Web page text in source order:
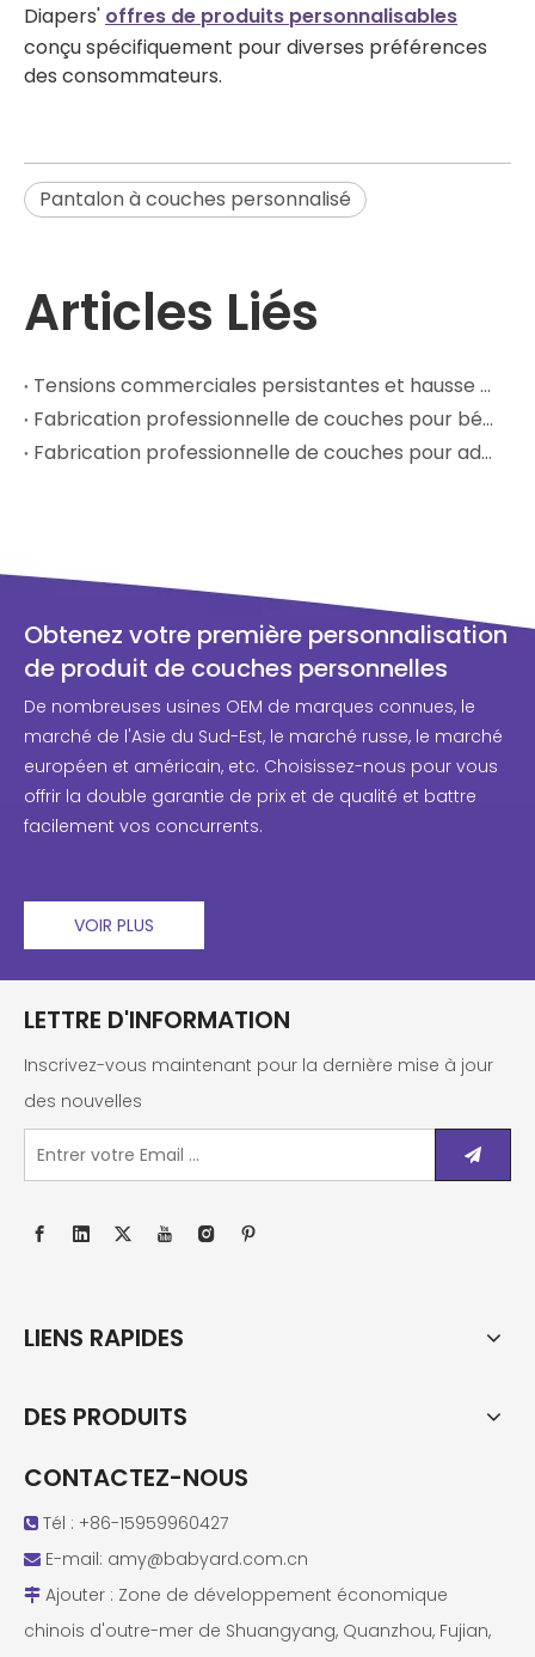
Diapers' offres de produits personnalisables
conçu spécifiquement pour diverses préférences
des consommateurs.
Pantalon à couches personnalisé
Articles Liés
Tensions commerciales persistantes et hausse des coûts des matières premières : comment les marques de couches peuvent reconstruire leurs chaînes d'approvisionnement pour améliorer leur rentabilité
Fabrication professionnelle de couches pour bébés : solutions OEM/ODM fiables pour les marques mondiales
Fabrication professionnelle de couches pour adultes : votre partenaire OEM/ODM de confiance
Obtenez votre première personnalisation
de produit de couches personnelles
De nombreuses usines OEM de marques connues, le
marché de l'Asie du Sud-Est, le marché russe, le marché
européen et américain, etc. Choisissez-nous pour vous
offrir la double garantie de prix et de qualité et battre
facilement vos concurrents.
VOIR PLUS
LETTRE D'INFORMATION
Inscrivez-vous maintenant pour la dernière mise à jour
des nouvelles
LIENS RAPIDES
DES PRODUITS
CONTACTEZ-NOUS
 Tél : +86-15959960427
 E-mail: amy@babyard.com.cn
 Ajouter : Zone de développement économique
chinois d'outre-mer de Shuangyang, Quanzhou, Fujian,